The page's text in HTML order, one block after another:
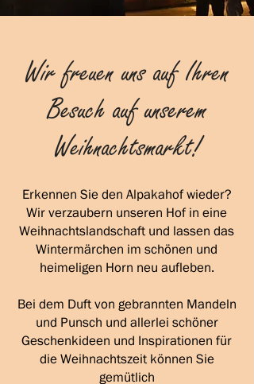
Wir freuen uns auf Ihren
Besuch auf unserem
Weihnachtsmarkt!
Erkennen Sie den Alpakahof wieder?
Wir verzaubern unseren Hof in eine
Weihnachtslandschaft und lassen das
Wintermärchen im schönen und
heimeligen Horn neu aufleben.
Bei dem Duft von gebrannten Mandeln
und Punsch und allerlei schöner
Geschenkideen und Inspirationen für
die Weihnachtszeit können Sie
gemütlich